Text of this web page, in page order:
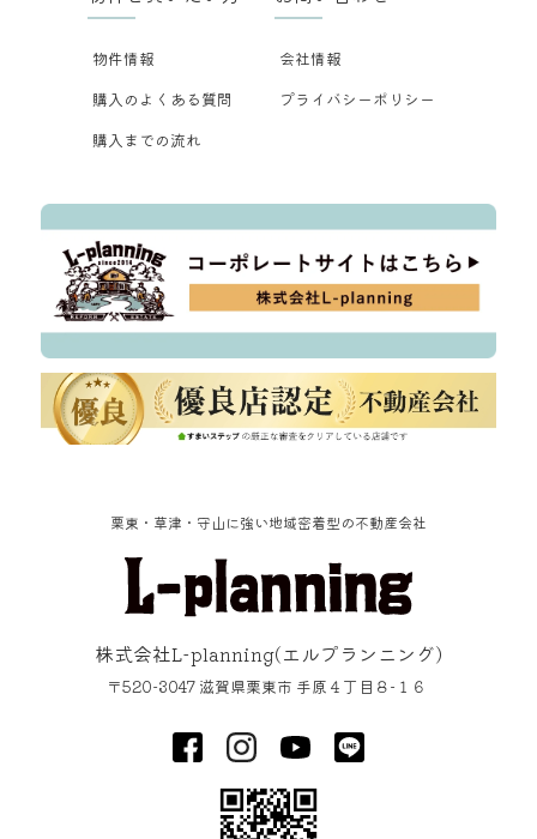
物件情報
購入のよくある質問
購入までの流れ
会社情報
プライバシーポリシー
栗東・草津・守山に強い地域密着型の不動産会社
株式会社L-planning(エルプランニング)
〒520-3047 滋賀県栗東市 手原４丁目８−１６